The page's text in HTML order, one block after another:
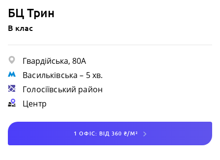
БЦ Трин
B клас
Гвардійська, 80А
Васильківська – 5 хв.
Голосіївський район
Центр
1 ОФІС: ВІД 360 ₴/М²